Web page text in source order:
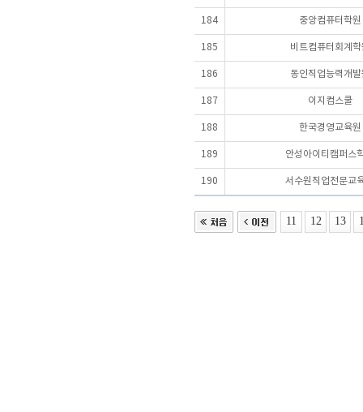
184 중앙컴퓨터학원
185 비트컴퓨터회계학
186 동인직업능력개발
187 이지컴스쿨
188 한국경영교육원
189 안성아이티캠퍼스
190 서수원직업전문교
11 12 13